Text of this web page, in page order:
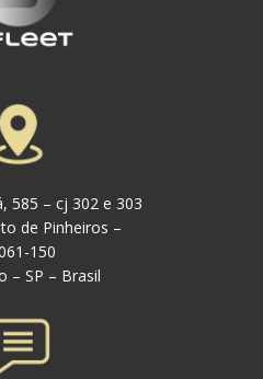
585 – cj 302 e 3​03
de Pinheiros –
150
– SP – Brasil